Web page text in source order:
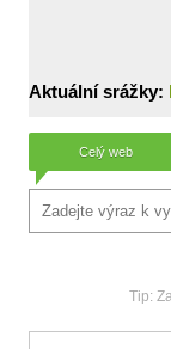
Aktuální srážky:
Celý web
Tip: